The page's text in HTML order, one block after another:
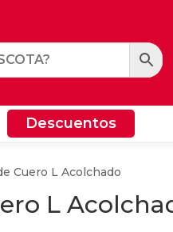
Descuentos
Cuero L Acolchado
L